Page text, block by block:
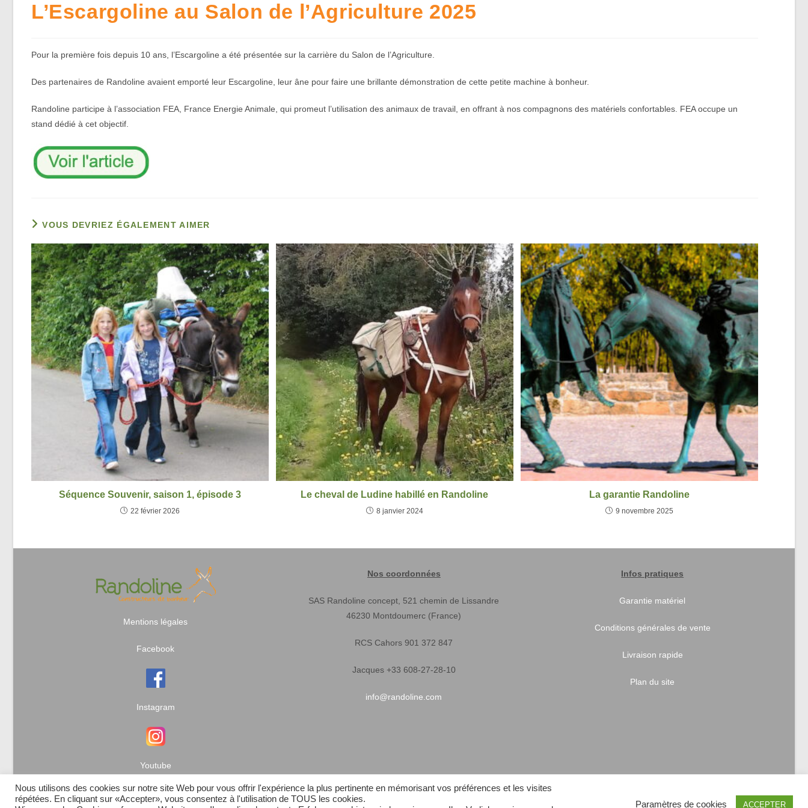
L’Escargoline au Salon de l’Agriculture 2025
Pour la première fois depuis 10 ans, l’Escargoline a été présentée sur la carrière du Salon de l’Agriculture.
Des partenaires de Randoline avaient emporté leur Escargoline, leur âne pour faire une brillante démonstration de cette petite machine à bonheur.
Randoline participe à l’association FEA, France Energie Animale, qui promeut l’utilisation des animaux de travail, en offrant à nos compagnons des matériels confortables. FEA occupe un
stand dédié à cet objectif.
VOUS DEVRIEZ ÉGALEMENT AIMER
Séquence Souvenir, saison 1, épisode 3
22 février 2026
Le cheval de Ludine habillé en Randoline
8 janvier 2024
La garantie Randoline
9 novembre 2025
Mentions légales
Facebook
Instagram
Youtube
Nos coordonnées
SAS Randoline concept, 521 chemin de Lissandre
46230 Montdoumerc (France)
RCS Cahors 901 372 847
Jacques +33 608-27-28-10
info@randoline.com
Infos pratiques
Garantie matériel
Conditions générales de vente
Livraison rapide
Plan du site
Nous utilisons des cookies sur notre site Web pour vous offrir l'expérience la plus pertinente en mémorisant vos préférences et les visites
répétées. En cliquant sur «Accepter», vous consentez à l'utilisation de TOUS les cookies.
Paramètres de cookies ACCEPTER